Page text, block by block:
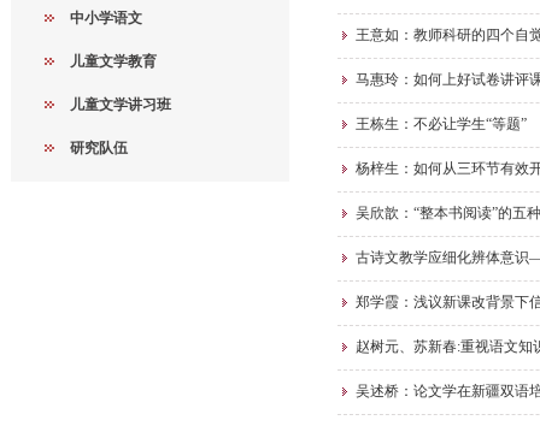
中小学语文
儿童文学教育
儿童文学讲习班
研究队伍
王意如：教师科研的四个
马惠玲：如何上好试卷讲评
​王栋生：不必让学生“等题”
杨梓生：如何从三环节有效
吴欣歆：“整本书阅读”的五
古诗文教学应细化辨体意
郑学霞：浅议新课改背景下
赵树元、苏新春:重视语文
吴述桥：论文学在新疆双语